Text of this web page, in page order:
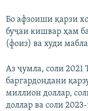
Бо афзоиши қарзи
буҷаи кишвар ҳам
(фоиз) ва худи
Аз ҷумла, соли 2021
баргардондани
миллион доллар,
доллар ва соли